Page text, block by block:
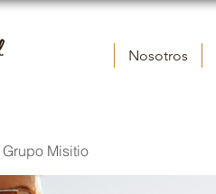
Nosotros
Grupo Misitio